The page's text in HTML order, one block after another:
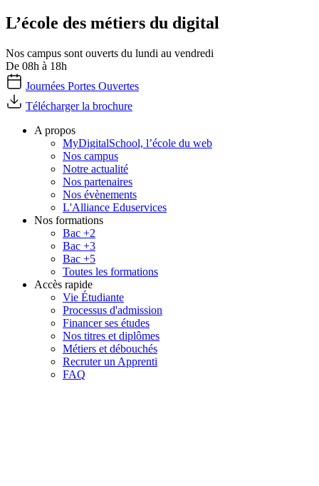
L’école des métiers du digital
Nos campus sont ouverts du lundi au vendredi
De 08h à 18h
Journées Portes Ouvertes
Télécharger la brochure
A propos
MyDigitalSchool, l’école du web
Nos campus
Notre actualité
Nos partenaires
Nos évènements
L'Alliance Eduservices
Nos formations
Bac +2
Bac +3
Bac +5
Toutes les formations
Accès rapide
Vie Étudiante
Processus d'admission
Financer ses études
Nos titres et diplômes
Métiers et débouchés
Recruter un Apprenti
FAQ